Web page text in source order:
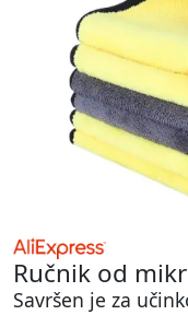
Ručnik od
Savršen je za